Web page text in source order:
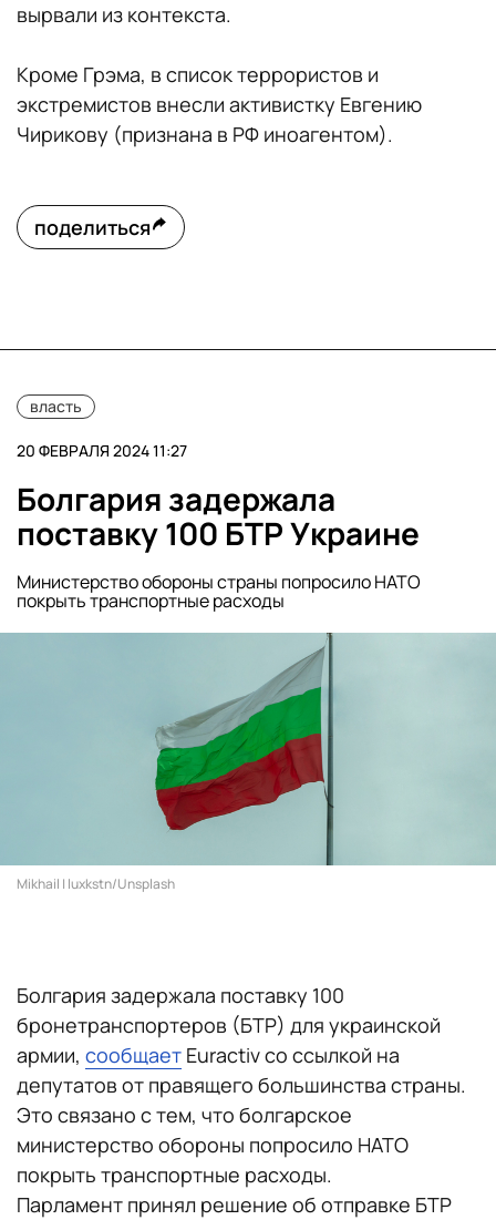
вырвали из контекста.
Кроме Грэма, в список террористов и
экстремистов внесли активистку Евгению
Чирикову (признана в РФ иноагентом).
поделиться
власть
20 ФЕВРАЛЯ 2024 11:27
Болгария задержала
поставку 100 БТР Украине
Министерство обороны страны попросило НАТО
покрыть транспортные расходы
Mikhail | luxkstn/Unsplash
Болгария задержала поставку 100
бронетранспортеров (БТР) для украинской
армии, сообщает Euractiv со ссылкой на
депутатов от правящего большинства страны.
Это связано с тем, что болгарское
министерство обороны попросило НАТО
покрыть транспортные расходы.
Парламент принял решение об отправке БТР